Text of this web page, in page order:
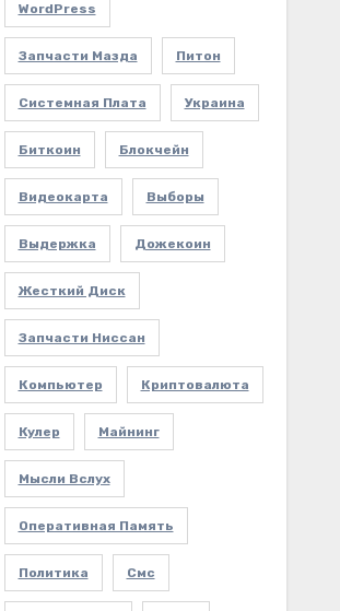
WordPress
Запчасти Мазда Питон
Системная Плата Украина
Биткоин Блокчейн
Видеокарта Выборы
Выдержка Дожекоин
Жесткий Диск
Запчасти Ниссан
Компьютер Криптовалюта
Кулер Майнинг
Мысли Вслух
Оперативная Память
Политика Смс